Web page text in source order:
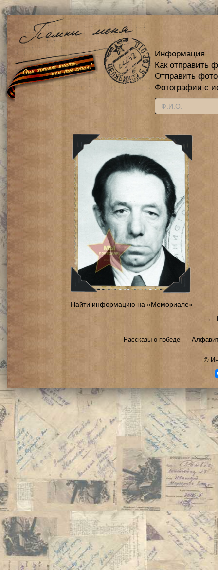
Информация
Как отправить
Отправить
Фотографии с
Найти информацию на «Мемориале»
←
Рассказы о победе
©